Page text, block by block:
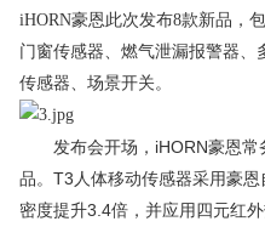
iHORN豪恩此次发布8款新品，
门窗传感器、燃气泄漏报警器
传感器、场景开关。
发布会开场，iHORN豪恩常
品。T3人体移动传感器采用豪
密度提升3.4倍，并应用四元红